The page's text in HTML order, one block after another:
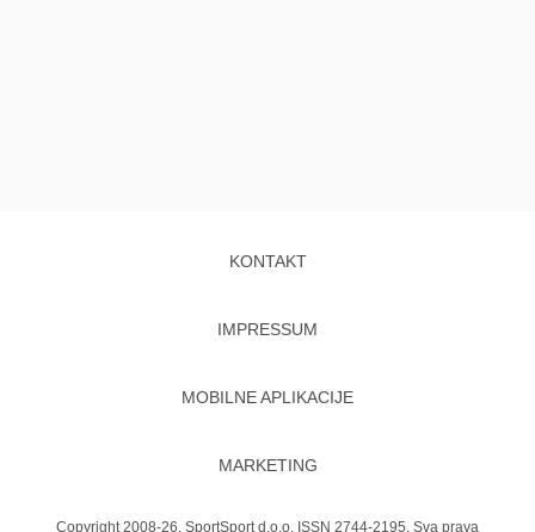
KONTAKT
IMPRESSUM
MOBILNE APLIKACIJE
MARKETING
Copyright 2008-26. SportSport d.o.o. ISSN 2744-2195. Sva prava